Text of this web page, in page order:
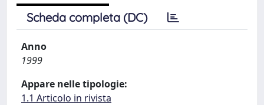
Scheda completa (DC)
Anno
1999
Appare nelle tipologie:
1.1 Articolo in rivista